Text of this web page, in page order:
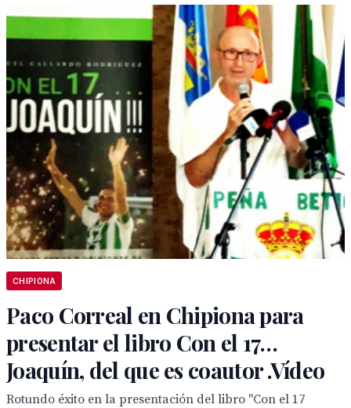
CHIPIONA
Paco Correal en Chipiona para
presentar el libro Con el 17…
Joaquín, del que es coautor .Vídeo
Rotundo éxito en la presentación del libro "Con el 17